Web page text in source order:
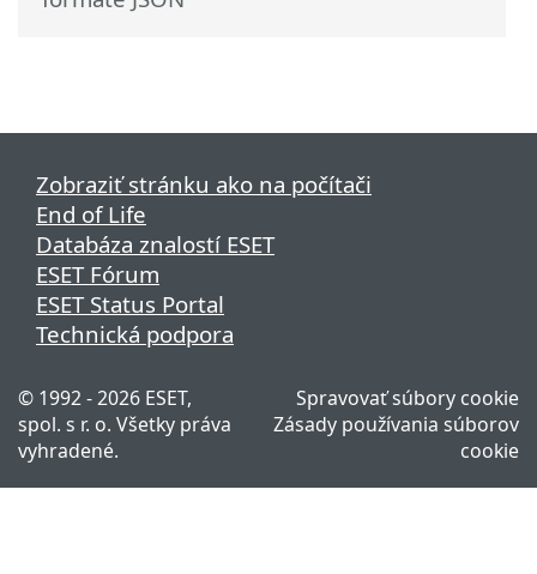
Zobraziť stránku ako na počítači
End of Life
Databáza znalostí ESET
ESET Fórum
ESET Status Portal
Technická podpora
© 1992 - 2026 ESET,
spol. s r. o. Všetky práva
vyhradené.
Spravovať súbory cookie
Zásady používania súborov
cookie